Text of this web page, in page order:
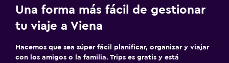
Una forma más fácil de gestionar
tu viaje a Viena
Hacemos que sea súper fácil planificar, organizar y viajar
con los amigos o la familia. Trips es gratis y está